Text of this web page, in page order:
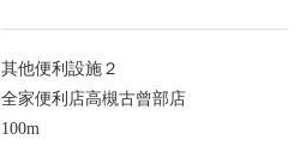
其他便利設施２
全家便利店高槻古曾部店
100m